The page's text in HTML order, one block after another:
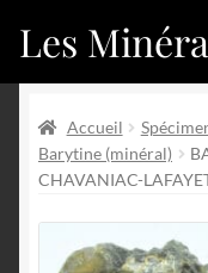
Aller
à
navigation
Aller
au
Les
Catégories
Nouveautés
Boutique
Nouveautés
Accueil
Barytine (minéral)
CHAVANIAC-